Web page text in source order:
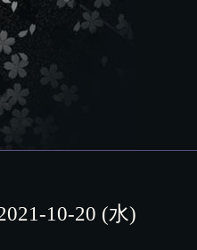
10-20 (水)